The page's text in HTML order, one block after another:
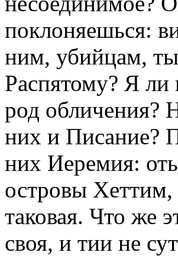
поклоняешься:
ним, убийцам,
Распятому? Я ли
род обличения?
них и Писание?
них Иеремия:
островы
таковая. Что же
своя, и тии не